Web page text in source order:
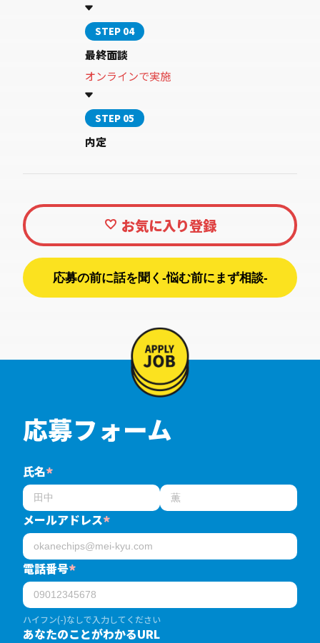
STEP 04
最終面談
オンラインで実施
STEP 05
内定
応募の前に話を聞く-悩む前にまず相談-
応募フォーム
氏名*
メールアドレス*
電話番号*
ハイフン(-)なしで入力してください
あなたのことがわかるURL